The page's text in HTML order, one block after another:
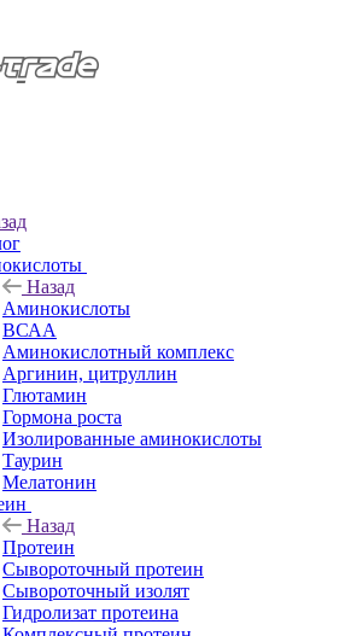
Назад
Аминокислоты
ВСАА
Аминокислотный комплекс
Аргинин, цитруллин
Глютамин
Гормона роста
Изолированные аминокислоты
Таурин
Мелатонин
Назад
Протеин
Сывороточный протеин
Сывороточный изолят
Гидролизат протеина